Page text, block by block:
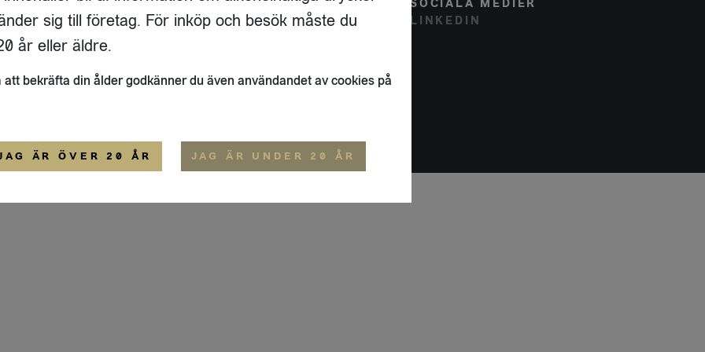
17 A
STOCKHOLM
FLAIVY
OM OSS
SOCIALA MEDIER
LINKEDIN
ALLMÄNNA VILLKOR
sig till företag. För inköp och besök måste du
år eller äldre.
att bekräfta din ålder godkänner du även användandet av cookies på
ÄR ÖVER 20 ÅR JAG ÄR UNDER 20 ÅR